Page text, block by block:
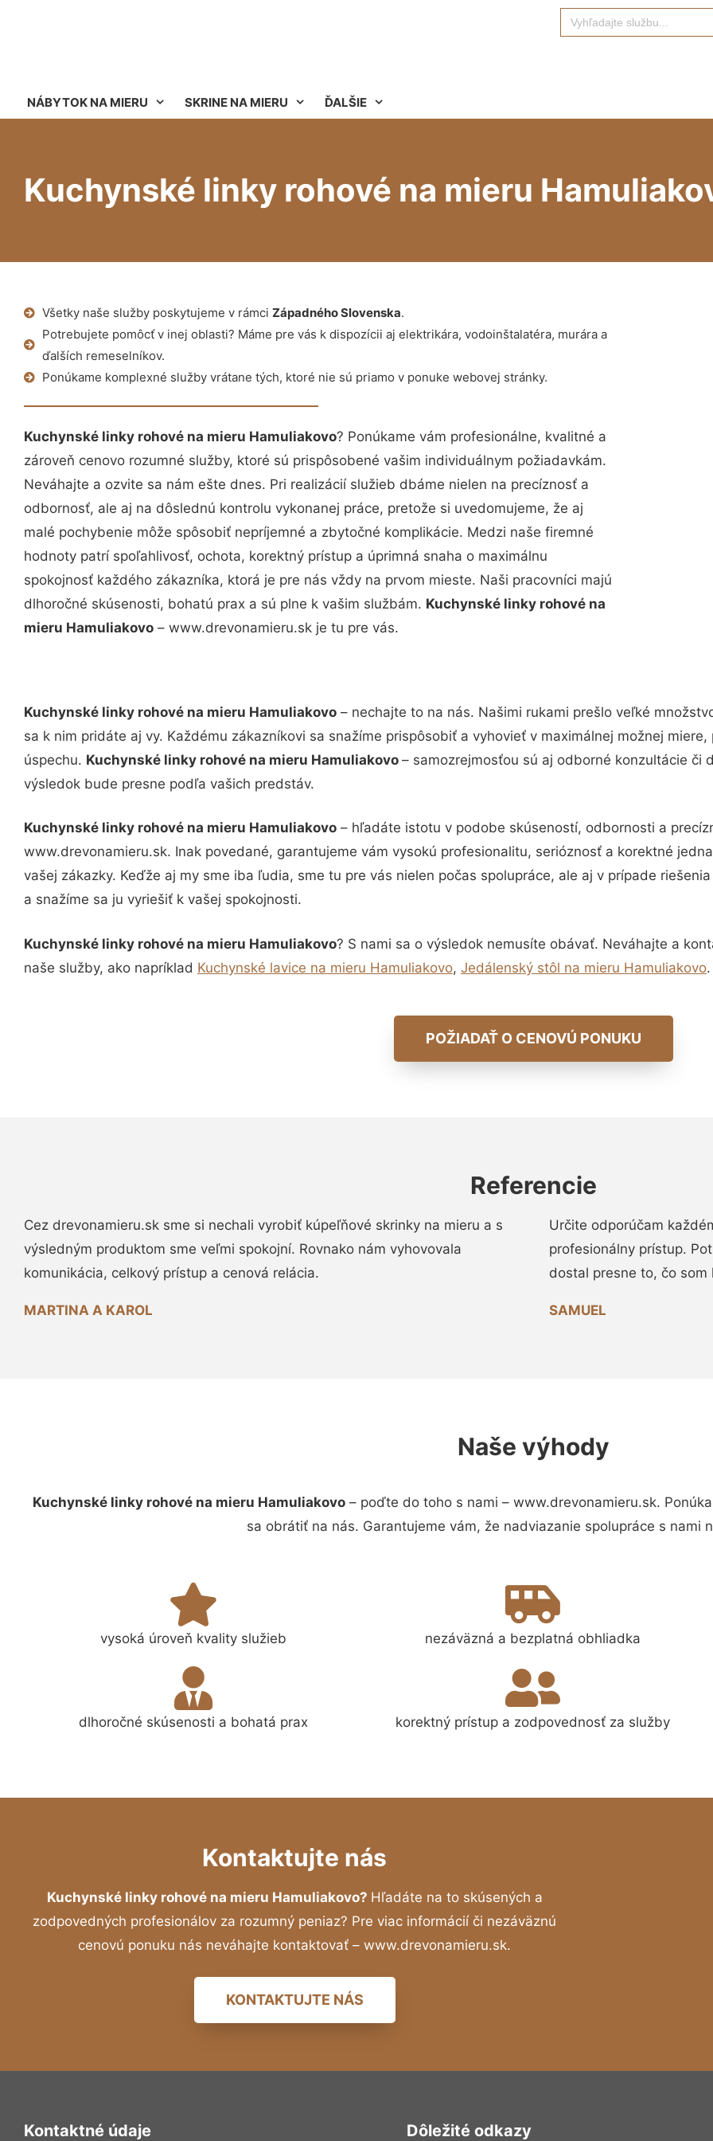
Search
for:
NÁBYTOK NA MIERU SKRINE NA MIERU ĎALŠIE
Kuchynské linky rohové na mieru
Všetky naše služby poskytujeme v rámci Západného Slovenska.
Potrebujete pomôcť v inej oblasti? Máme pre vás k dispozícii aj elektrikára, vodoinštalatéra, murára a
ďalších remeselníkov.
Ponúkame komplexné služby vrátane tých, ktoré nie sú priamo v ponuke webovej stránky.
Kuchynské linky rohové na mieru Hamuliakovo? Ponúkame vám profesionálne, kvalitné a
zároveň cenovo rozumné služby, ktoré sú prispôsobené vašim individuálnym požiadavkám.
Neváhajte a ozvite sa nám ešte dnes. Pri realizácií služieb dbáme nielen na precíznosť a
odbornosť, ale aj na dôslednú kontrolu vykonanej práce, pretože si uvedomujeme, že aj
malé pochybenie môže spôsobiť nepríjemné a zbytočné komplikácie. Medzi naše firemné
hodnoty patrí spoľahlivosť, ochota, korektný prístup a úprimná snaha o maximálnu
spokojnosť každého zákazníka, ktorá je pre nás vždy na prvom mieste. Naši pracovníci majú
dlhoročné skúsenosti, bohatú prax a sú plne k vašim službám. Kuchynské linky rohové na
mieru Hamuliakovo – www.drevonamieru.sk je tu pre vás.
Kuchynské linky rohové na mieru Hamuliakovo – nechajte to na nás. Našimi rukami prešlo veľké
sa k nim pridáte aj vy. Každému zákazníkovi sa snažíme prispôsobiť a vyhovieť v maximálnej možnej
úspechu. Kuchynské linky rohové na mieru Hamuliakovo – samozrejmosťou sú aj odborné konzultácie
výsledok bude presne podľa vašich predstáv.
Kuchynské linky rohové na mieru Hamuliakovo – hľadáte istotu v podobe skúseností, odbornosti a
www.drevonamieru.sk. Inak povedané, garantujeme vám vysokú profesionalitu, serióznosť a korektné
vašej zákazky. Keďže aj my sme iba ľudia, sme tu pre vás nielen počas spolupráce, ale aj v prípade
a snažíme sa ju vyriešiť k vašej spokojnosti.
Kuchynské linky rohové na mieru Hamuliakovo? S nami sa o výsledok nemusíte obávať. Neváhajte a
naše služby, ako napríklad Kuchynské lavice na mieru Hamuliakovo, Jedálenský stôl na mieru Hamuliakovo.
POŽIADAŤ O CENOVÚ PONUKU
Referencie
Cez drevonamieru.sk sme si nechali vyrobiť kúpeľňové skrinky na mieru a s
výsledným produktom sme veľmi spokojní. Rovnako nám vyhovovala
komunikácia, celkový prístup a cenová relácia.
MARTINA A KAROL
Určite odporúčam
profesionálny prístup.
dostal presne to, čo
SAMUEL
Naše výhody
Kuchynské linky rohové na mieru Hamuliakovo– poďte do toho s nami – www.drevonamieru.sk.
sa obrátiť na nás. Garantujeme vám, že nadviazanie spolupráce s nami
vysoká úroveň kvality služieb nezáväzná a bezplatná obhliadka
dlhoročné skúsenosti a bohatá prax korektný prístup a zodpovednosť za služby
Kontaktujte nás
Kuchynské linky rohové na mieru Hamuliakovo? Hľadáte na to skúsených a
zodpovedných profesionálov za rozumný peniaz? Pre viac informácií či nezáväznú
cenovú ponuku nás neváhajte kontaktovať – www.drevonamieru.sk.
KONTAKTUJTE NÁS
Kontaktné údaje Dôležité odkazy